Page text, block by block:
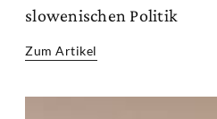
slowenischen Politik
Zum Artikel